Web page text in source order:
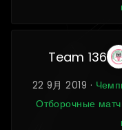
Team 136
22 9月 2019 ·
Отборочные